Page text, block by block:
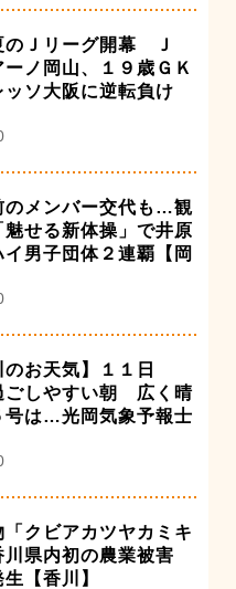
のＪリーグ開幕 Ｊ
ーノ岡山、１９歳ＧＫ
ッソ大阪に逆転負け
のメンバー交代も…観
せる新体操」で井原
男子団体２連覇【岡
のお天気】１１日
ごしやすい朝 広く晴
号は…光岡気象予報士
クビアカツヤカミキ
川県内初の農業被害
【香川】